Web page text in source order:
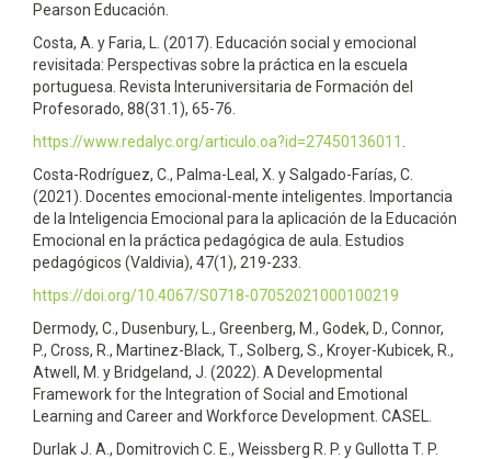
Pearson Educación.
Costa, A. y Faria, L. (2017). Educación social y emocional
revisitada: Perspectivas sobre la práctica en la escuela
portuguesa. Revista Interuniversitaria de Formación del
Profesorado, 88(31.1), 65-76.
https://www.redalyc.org/articulo.oa?id=27450136011
Costa-Rodríguez, C., Palma-Leal, X. y Salgado-Farías, C.
(2021). Docentes emocional-mente inteligentes. Importancia
de la Inteligencia Emocional para la aplicación de la Educación
Emocional en la práctica pedagógica de aula. Estudios
pedagógicos (Valdivia), 47(1), 219-233.
https://doi.org/10.4067/S0718-07052021000100219
Dermody, C., Dusenbury, L., Greenberg, M., Godek, D., Connor,
P., Cross, R., Martinez-Black, T., Solberg, S., Kroyer-Kubicek, R.,
Atwell, M. y Bridgeland, J. (2022). A Developmental
Framework for the Integration of Social and Emotional
Learning and Career and Workforce Development. CASEL.
Durlak J. A., Domitrovich C. E., Weissberg R. P. y Gullotta T. P.